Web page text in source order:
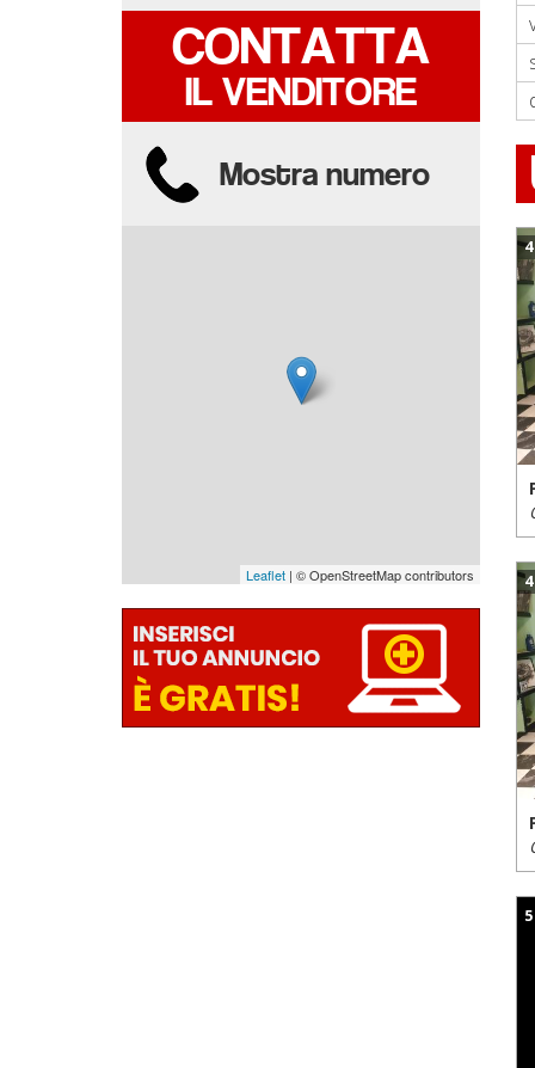
CONTATTA
IL VENDITORE
Mostra numero
Leaflet | © OpenStreetMap contributors
CONTATTA
IL VENDITORE
Mostra numero